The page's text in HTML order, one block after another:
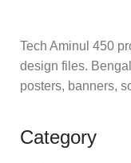
Tech Aminul 450
design files.
posters, banners,
Category